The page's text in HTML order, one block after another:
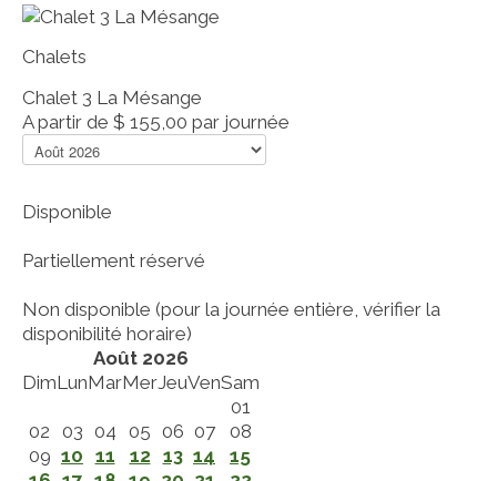
Chalets
Chalet 3 La Mésange
A partir de $ 155,00 par journée
Disponible
Partiellement réservé
Non disponible (pour la journée entière, vérifier la
disponibilité horaire)
Août 2026
DimLunMarMerJeuVenSam
01
02 03 04 05 06 07
08
09 10 11 12 13 14
15